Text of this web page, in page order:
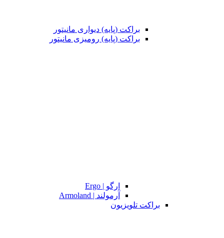
براکت (پایه) دیواری مانیتور
براکت (پایه) رومیزی مانیتور
ارگو | Ergo
آرمولند | Armoland
براکت تلویزیون